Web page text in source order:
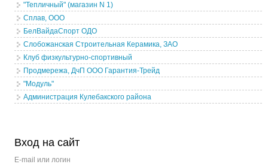
"Тепличный" (магазин N 1)
Сплав, ООО
БелВайдаСпорт ОДО
Слобожанская Строительная Керамика, ЗАО
Клуб физкультурно-спортивный
Продмережа, ДчП ООО Гарантия-Трейд
"Модуль"
Администрация Кулебакского района
Вход на сайт
E-mail или логин